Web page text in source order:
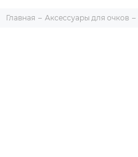
Главная Аксессуары для очков